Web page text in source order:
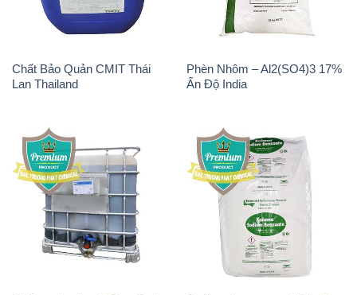
Chất Bảo Quản CMIT Thái
Lan Thailand
Phèn Nhôm – Al2(SO4)3 17%
Ấn Độ India